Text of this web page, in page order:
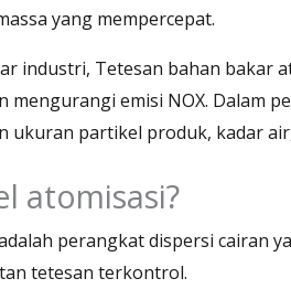
yang mempercepat.
industri, Tetesan bahan bakar
mengurangi emisi NOX. Dalam
ukuran partikel produk, kadar
atomisasi?
perangkat dispersi cairan
tetesan terkontrol.